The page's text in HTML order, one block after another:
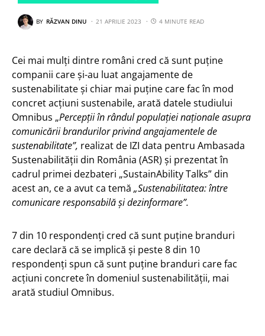
BY RĂZVAN DINU 21 APRILIE 2023 4 MINUTE READ
Cei mai mulți dintre români cred că sunt puține
companii care și-au luat angajamente de
sustenabilitate și chiar mai puține care fac în mod
concret acțiuni sustenabile, arată datele studiului
Omnibus „Percepții în rândul populației naționale asupra
comunicării brandurilor privind angajamentele de
sustenabilitate”, realizat de IZI data pentru Ambasada
Sustenabilității din România (ASR) și prezentat în
cadrul primei dezbateri „SustainAbility Talks” din
acest an, ce a avut ca temă „Sustenabilitatea: între
comunicare responsabilă și dezinformare”.
7 din 10 respondenți cred că sunt puține branduri
care declară că se implică și peste 8 din 10
respondenți spun că sunt puține branduri care fac
acțiuni concrete în domeniul sustenabilității, mai
arată studiul Omnibus.